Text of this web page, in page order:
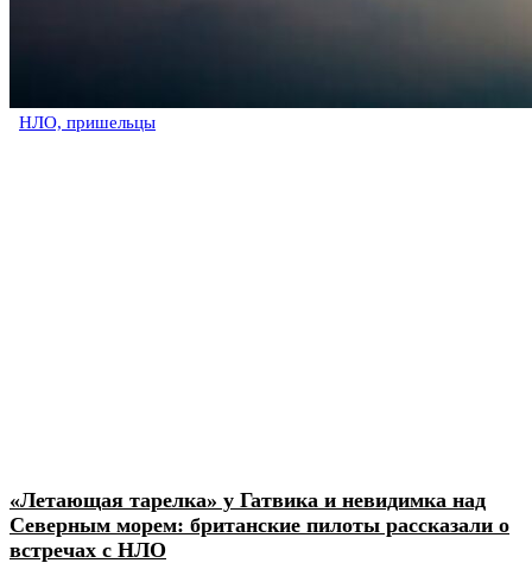
НЛО, пришельцы
«Летающая тарелка» у Гатвика и невидимка над
Северным морем: британские пилоты рассказали о
встречах с НЛО